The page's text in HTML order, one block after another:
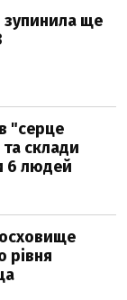
зупинила ще
"серце
та склади
6 людей
рівня